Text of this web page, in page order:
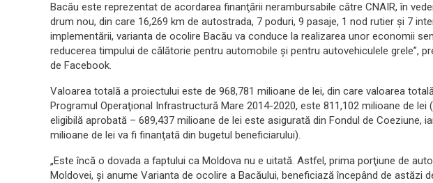
Bacău este reprezentat de acordarea finanţării nerambursabile către CNAIR, în
drum nou, din care 16,269 km de autostrada, 7 poduri, 9 pasaje, 1 nod rutier şi 7
implementării, varianta de ocolire Bacău va conduce la realizarea unor economii
reducerea timpului de călătorie pentru automobile şi pentru autovehiculele grele”,
de Facebook.
Valoarea totală a proiectului este de 968,781 milioane de lei, din care valoarea
Programul Operaţional Infrastructură Mare 2014-2020, este 811,102 milioane de lei
eligibilă aprobată – 689,437 milioane de lei este asigurată din Fondul de Coeziune,
milioane de lei va fi finanţată din bugetul beneficiarului).
„Este încă o dovada a faptului ca Moldova nu e uitată. Astfel, prima porţiune de
Moldovei, şi anume Varianta de ocolire a Bacăului, beneficiază începând de astăzi